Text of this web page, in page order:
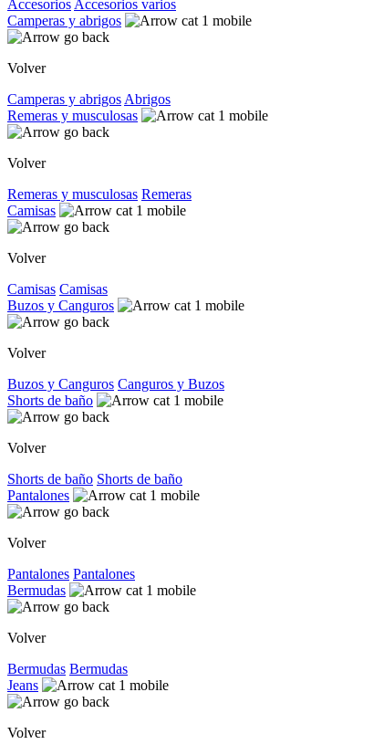
Accesorios Accesorios varios
Camperas y abrigos
Volver
Camperas y abrigos Abrigos
Remeras y musculosas
Volver
Remeras y musculosas Remeras
Camisas
Volver
Camisas Camisas
Buzos y Canguros
Volver
Buzos y Canguros Canguros y Buzos
Shorts de baño
Volver
Shorts de baño Shorts de baño
Pantalones
Volver
Pantalones Pantalones
Bermudas
Volver
Bermudas Bermudas
Jeans
Volver